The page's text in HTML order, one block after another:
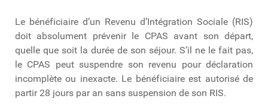
Le bénéficiaire d’un Revenu d’Intégration Sociale (RIS)
doit absolument prévenir le CPAS avant son départ,
quelle que soit la durée de son séjour. S’il ne le fait pas,
le CPAS peut suspendre son revenu pour déclaration
incomplète ou inexacte. Le bénéficiaire est autorisé de
partir 28 jours par an sans suspension de son RIS.